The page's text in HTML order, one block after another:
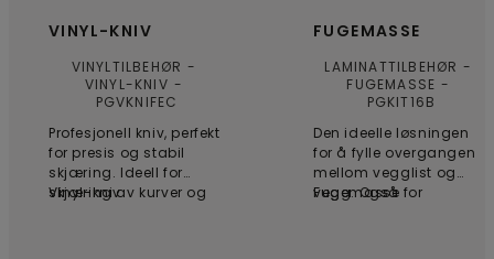
VINYL-KNIV
VINYLTILBEHØR
VINYL-KNIV
PGVKNIFEC
Profesjonell kniv, perfekt
for presis og stabil
skjæring. Ideell for
skjæring av kurver og
Vinyl-kniv
FUGEMASSE
LAMINATTILBEHØR
FUGEMASSE
PGKIT16B
Den ideelle løsningen
for å fylle overgangen
mellom vegglist og
vegg. Også for
Fugemasse